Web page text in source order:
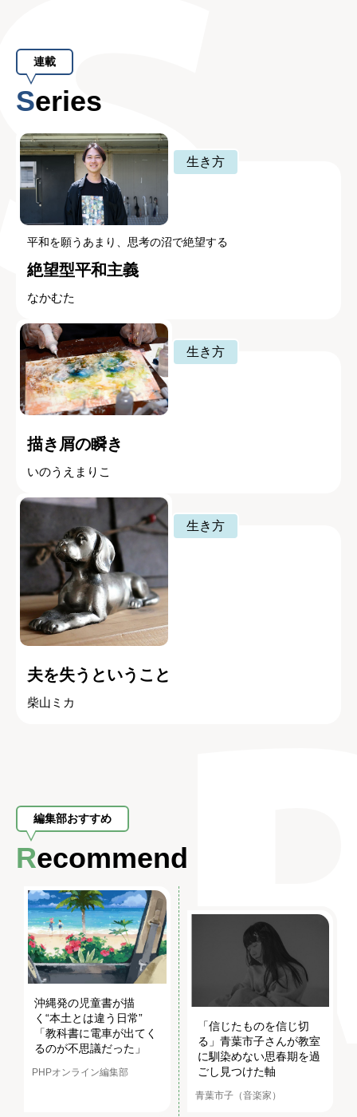
連載
Series
生き方
平和を願うあまり、思考の沼で絶望する
絶望型平和主義
なかむた
生き方
描き屑の瞬き
いのうえまりこ
生き方
夫を失うということ
柴山ミカ
編集部おすすめ
Recommend
沖縄発の児童書が描
く“本土とは違う日常”
「教科書に電車が出てく
るのが不思議だった」
PHPオンライン編集部
「信じたものを信じ切
る」青葉市子さんが教室
に馴染めない思春期を過
ごし見つけた軸
青葉市子（音楽家）